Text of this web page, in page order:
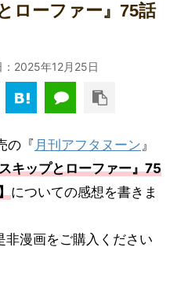
ローファー』75話
2025年12月25日
の『 月刊アフタヌーン』
キップとローファー』75
についての感想を書きま
非漫画をご購入ください